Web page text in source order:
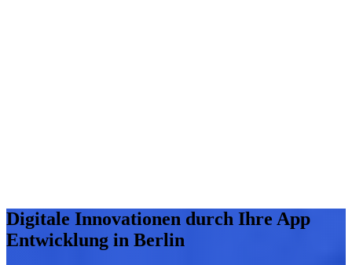
Digitale Innovationen durch Ihre App
Entwicklung in Berlin